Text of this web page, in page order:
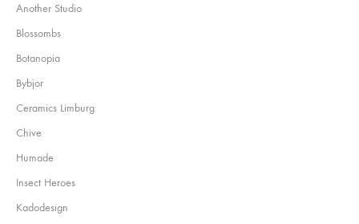
Another Studio
Blossombs
Botanopia
Bybjor
Ceramics Limburg
Chive
Humade
Insect Heroes
Kadodesign